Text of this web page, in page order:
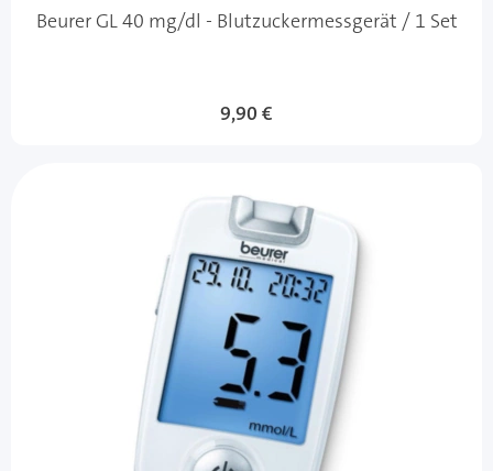
Beurer GL 40 mg/dl - Blutzuckermessgerät / 1 Set
9,90 €